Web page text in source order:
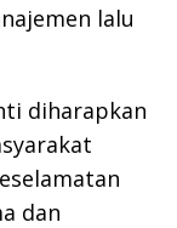
lalu
diharapkan
dan